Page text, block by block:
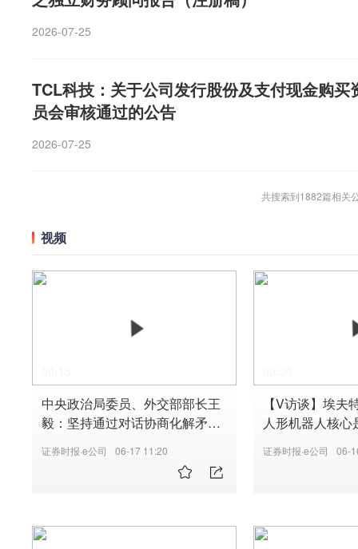
2026-07-25
TCL科技：关于公司发行股份及支付现金购
员会审核通过的公告
2026-07-25
共搜索到1882篇相关
视频
中央政治局委员、外交部部长王
毅：坚持通过对话协商化解矛盾
题的政治解决
证券时报·e公司 06-17 11:20
【V访谈】埃夫
人形机器人核
证券时报·e公司 06-